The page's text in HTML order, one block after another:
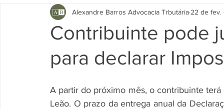
Contribuinte pode
para declarar
Alexandre Barros Advocacia Trbutária 22 de fev.
A partir do próximo mês, o contribuinte
Leão. O prazo da entrega anual da